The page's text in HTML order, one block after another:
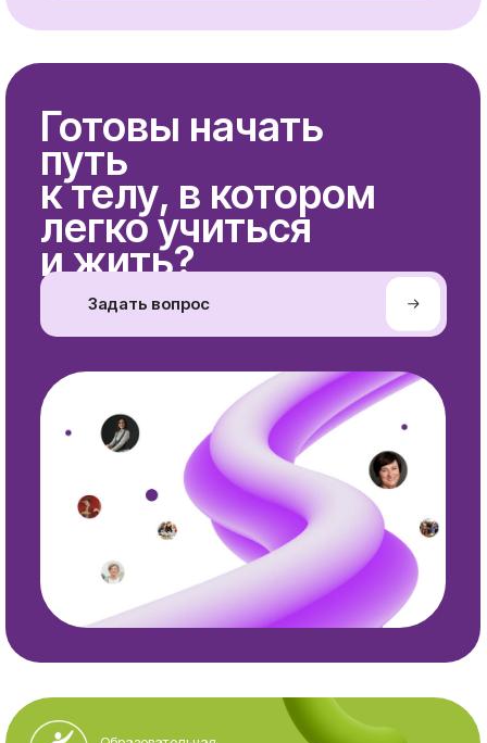
Обучение
Статьи
Кинезиологи
Ассоциация
Контакты
Меню
кинезиологии
Курсы Кинезиологии
развития
@ Подпишитесь на
нашу рассылку
Другие направления
кинезиологии
Курсы
Документация
конфиденицальности
Публичная оферта
info@braingymrussia.ru
MOO сертифицированных
кинезиологов «Ассоциация
ИНН 7703480473
ОГРН 1137799013494
Зарегистрировано 12.07.2013 по юридическому
Савёлкинский проезд, д. 4, этаж/помещ/ком